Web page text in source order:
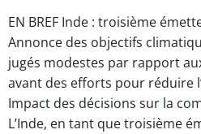
EN BREF Inde : troisième
Annonce des objectifs
jugés modestes par rapport
avant des efforts pour réduire
Impact des décisions sur la
L’Inde, en tant que troisième